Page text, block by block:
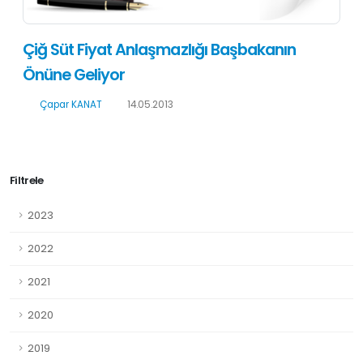
Çiğ Süt Fiyat Anlaşmazlığı Başbakanın
Önüne Geliyor
Çapar KANAT 14.05.2013
Filtrele
2023
2022
2021
2020
2019